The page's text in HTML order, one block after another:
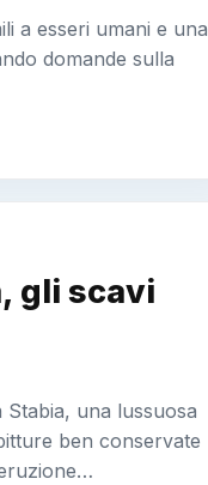
a esseri umani e una
domande sulla
gli scavi
una lussuosa
ben conservate